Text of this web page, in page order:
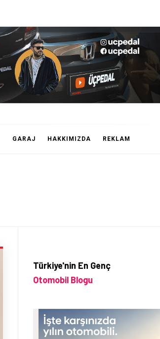
GARAJ HAKKIMIZDA REKLAM
Türkiye'nin En Genç
Otomobil Blogu